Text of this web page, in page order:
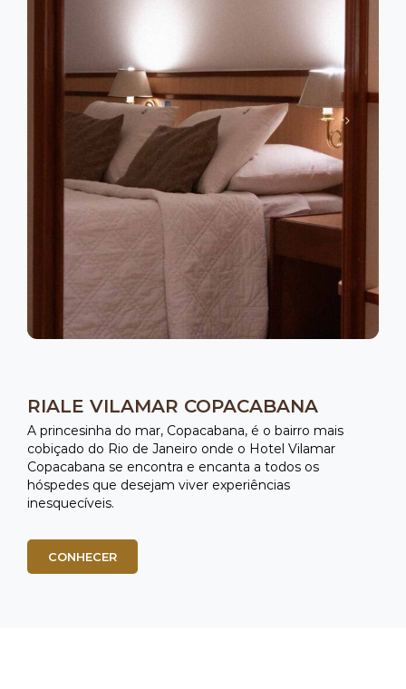
RIALE VILAMAR COPACABANA
A princesinha do mar, Copacabana, é o bairro mais
cobiçado do Rio de Janeiro onde o Hotel Vilamar
Copacabana se encontra e encanta a todos os
hóspedes que desejam viver experiências
inesquecíveis.
CONHECER